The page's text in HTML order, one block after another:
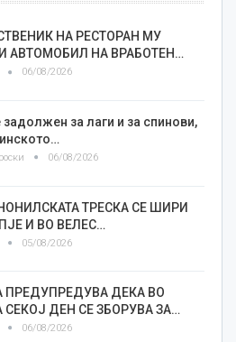
НА РЕСТОРАН МУ
АВТОМОБИЛ НА ВРАБОТЕН…
06/08/2026
за лаги и за спинови,
06/08/2026
ТРЕСКА СЕ ШИРИ
И ВО ВЕЛЕС…
05/08/2026
ПРЕДУПРЕДУВА ДЕКА ВО
СЕКОЈ ДЕН СЕ ЗБОРУВА ЗА…
06/08/2026